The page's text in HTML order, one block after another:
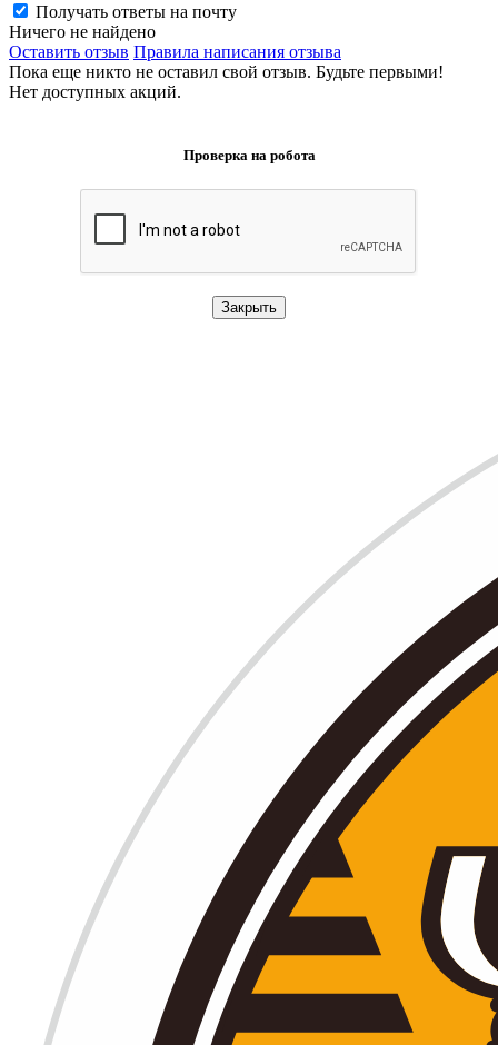
Получать ответы на почту
Ничего не найдено
Оставить отзыв Правила написания отзыва
Пока еще никто не оставил свой отзыв. Будьте первыми!
Нет доступных акций.
Проверка на робота
Закрыть